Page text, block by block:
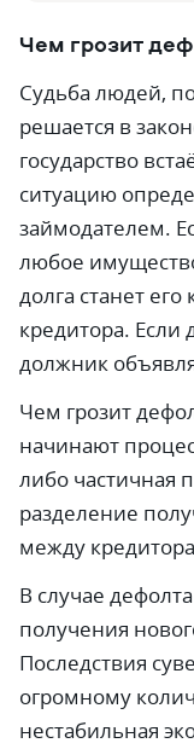
Чем грозит
Судьба людей,
решается в
государство
ситуацию
займодателем.
любое
долга станет
кредитора. Если
должник
Чем грозит
начинают
либо частичная
разделение
между
В случае
получения
Последствия
огромному
нестабильная